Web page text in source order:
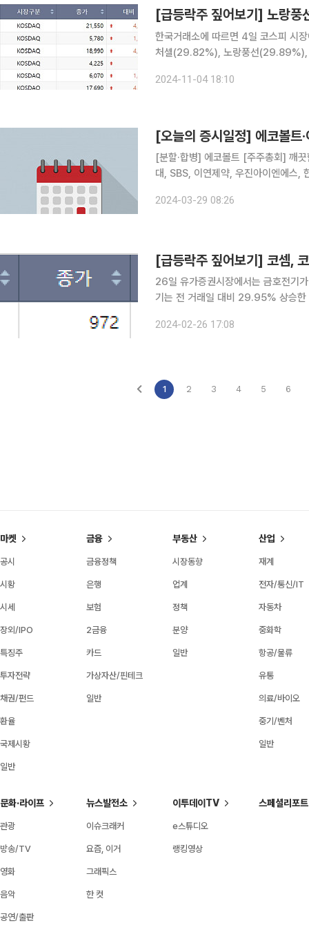
한국거래소에 따르면 4일 코스피 시장에서 상
처셀(29.82%), 노랑풍선
서 미국 식품의약국(FDA)의 첨단재생
2024-11-04 18:10
[오늘의 증시일정] 에코볼트
[분할·합병] 에코볼트 [주주총회] 깨끗한나라, 이화산업, 한국주철관공업, HD한국조선해양, HD현
대, SBS, 이연제약, 우진아이엔에스,
코오롱플라스틱, 윌비스, 삼화페인트
2024-03-29 08:26
[급등락주 짚어보기] 코셈,
26일 유가증권시장에서는 금호전기가
기는 전 거래일 대비 29.95% 상승한
2024-02-26 17:08
1 2 3 4 5 6
마켓
공시
시황
시세
장외/IPO
특징주
투자전략
채권/펀드
환율
국제시황
일반
금융
금융정책
은행
보험
2금융
카드
가상자산/핀테크
일반
부동산
시장동향
업계
정책
분양
일반
산업
재계
전자/통신/IT
자동차
중화학
항공/물류
유통
의료/바이오
중기/벤처
일반
문화·라이프
관광
방송/TV
영화
음악
공연/출판
뉴스발전소
이슈크래커
요즘, 이거
그래픽스
한 컷
이투데이TV
e스튜디오
랭킹영상
스페셜리포트